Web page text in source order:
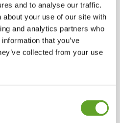
and to analyse our traffic.
about your use of our site with
and analytics partners who
that you’ve
collected from your use